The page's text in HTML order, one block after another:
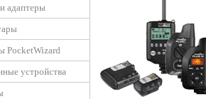
адаптеры
PocketWizard
устройства